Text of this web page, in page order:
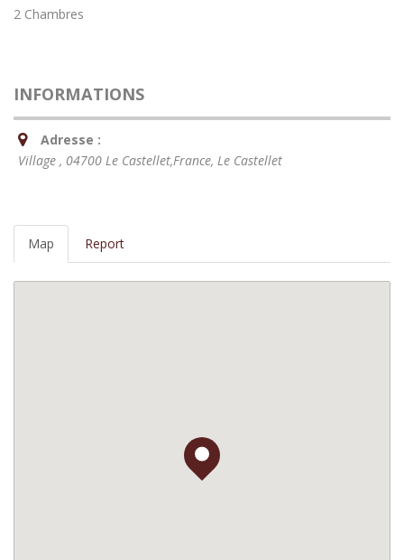
2 Chambres
INFORMATIONS
Adresse :
Village , 04700 Le Castellet,France, Le Castellet
Map Report